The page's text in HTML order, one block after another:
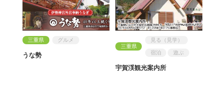
三重県 グルメ
うな勢
三重県
見る（見学）
宿泊 遊ぶ
宇賀渓観光案内所